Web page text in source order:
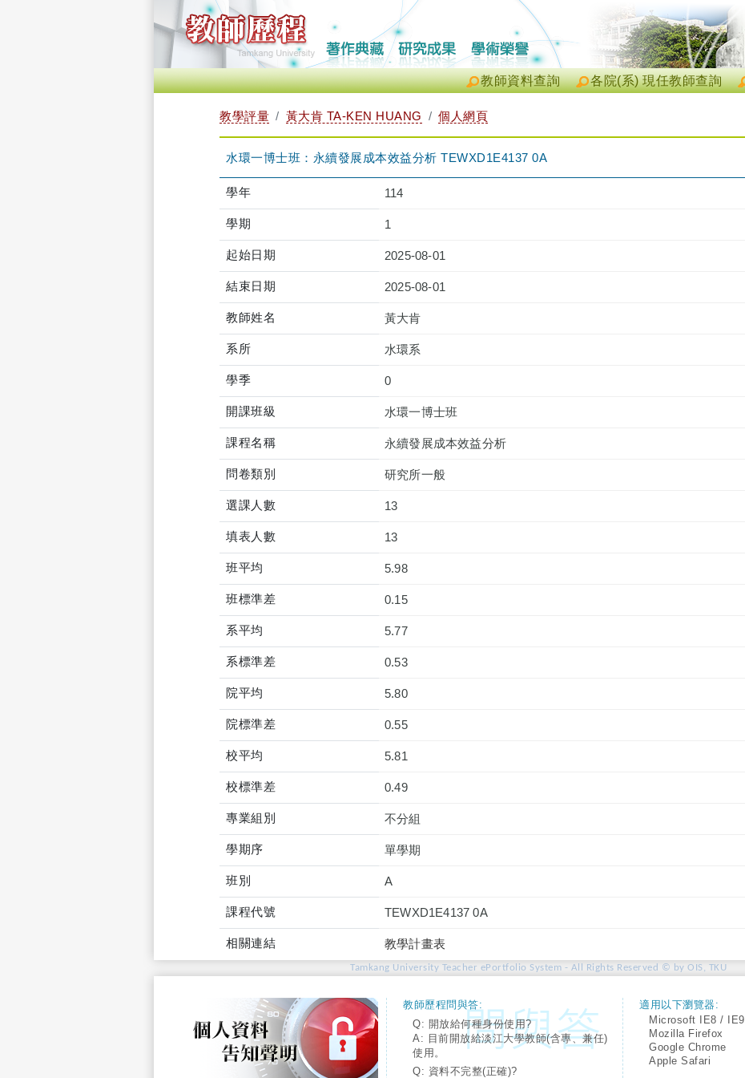
各院(系) 現任教師查詢
教師資料查詢
教學評量 黃大肯 TA-KEN HUANG 個人網頁
水環一博士班：永續發展成本效益分析 TEWXD1E4137 0A
學年 114
學期 1
起始日期 2025-08-01
結束日期 2025-08-01
教師姓名 黃大肯
系所 水環系
學季 0
開課班級 水環一博士班
課程名稱 永續發展成本效益分析
問卷類別 研究所一般
選課人數 13
填表人數 13
班平均 5.98
班標準差 0.15
系平均 5.77
系標準差 0.53
院平均 5.80
院標準差 0.55
校平均 5.81
校標準差 0.49
專業組別 不分組
學期序 單學期
班別 A
課程代號 TEWXD1E4137 0A
相關連結 教學計畫表
Tamkang University Teacher ePortfolio System - All Rights Reserved © by OIS, TKU
教師歷程問與答:
Q: 開放給何種身份使用?
A: 目前開放給淡江大學教師(含專、兼任)
使用。
Q: 資料不完整(正確)?
適用以下瀏覽器:
Microsoft IE8 / IE9
Mozilla Firefox
Google Chrome
Apple Safari